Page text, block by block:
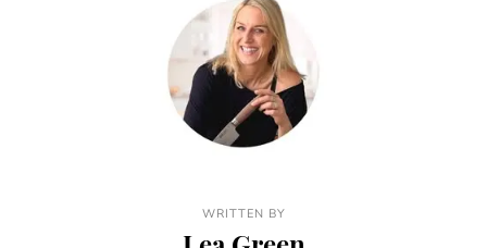
WRITTEN BY